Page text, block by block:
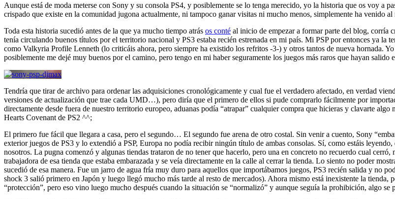
Aunque está de moda meterse con Sony y su consola PS4, y posiblemente se lo tenga merecido, yo la historia que os voy a
crispado que existe en la comunidad jugona actualmente, ni tampoco ganar visitas ni mucho menos, simplemente ha venido
Toda esta historia sucedió antes de la que ya mucho tiempo atrás os conté al inicio de empezar a formar parte del blog, corría
tenía circulando buenos títulos por el territorio nacional y PS3 estaba recién estrenada en mi país. Mi PSP por entonces ya la
como Valkyria Profile Lenneth (lo criticáis ahora, pero siempre ha existido los refritos -3-) y otros tantos de nueva hornada.
posiblemente me dejé muy buenos por el camino, pero tengo en mi haber seguramente los juegos más raros que hayan salido
Tendría que tirar de archivo para ordenar las adquisiciones cronológicamente y cual fue el verdadero afectado, en verdad
versiones de actualización que trae cada UMD…), pero diría que el primero de ellos si pude comprarlo fácilmente por
directamente desde fuera de nuestro territorio europeo, aduanas podía “atrapar” cualquier compra que hicieras y clavarte
Hearts Covenant de PS2 ^^;
El primero fue fácil que llegara a casa, pero el segundo… El segundo fue arena de otro costal. Sin venir a cuento, Sony
exterior juegos de PS3 y lo extendió a PSP, Europa no podía recibir ningún título de ambas consolas. Sí, como estáis
nosotros. La pugna comenzó y algunas tiendas trataron de no tener que hacerlo, pero una en concreto no recuerdo cual
trabajadora de esa tienda que estaba embarazada y se veía directamente en la calle al cerrar la tienda. Lo siento no poder
sucedió de esa manera. Fue un jarro de agua fría muy duro para aquellos que importábamos juegos, PS3 recién salida y no
shock 3 salió primero en Japón y luego llegó mucho más tarde al resto de mercados). Ahora mismo está inexistente la tienda,
“protección”, pero eso vino luego mucho después cuando la situación se “normalizó” y aunque seguía la prohibición, algo se